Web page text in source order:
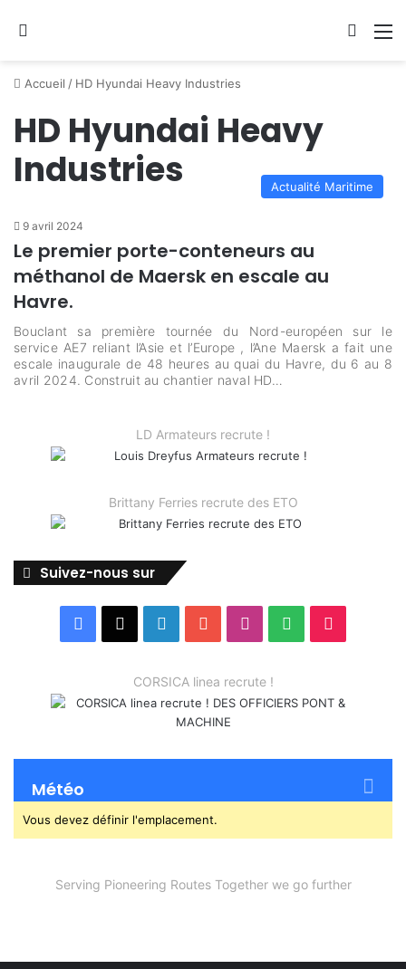
Accueil / HD Hyundai Heavy Industries
HD Hyundai Heavy
Industries
Actualité Maritime
9 avril 2024
Le premier porte-conteneurs au
méthanol de Maersk en escale au
Havre.
Bouclant sa première tournée du Nord-européen sur le
service AE7 reliant l’Asie et l’Europe , l’Ane Maersk a fait une
escale inaugurale de 48 heures au quai du Havre, du 6 au 8
avril 2024. Construit au chantier naval HD…
LD Armateurs recrute !
Brittany Ferries recrute des ETO
Suivez-nous sur
Facebook
X LinkedinYouTubeInstagram
Spotify
CORSICA linea recrute !
Météo
Vous devez définir l'emplacement.
Serving Pioneering Routes Together we go further